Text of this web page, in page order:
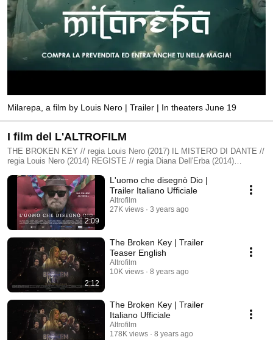
Milarepa, a film by Louis Nero | Trailer | In theaters June 19
I film del L'ALTROFILM
THE BROKEN KEY // regia Louis Nero (2017) IL MISTERO DI DANTE //
regia Louis Nero (2014) REGISTE // regia Diana Dell'Erba (2014)
(2010) MARAMEO // regia R. Colla (2010) PRICIPESSA // regia G.
Arcelli (2009) MARIO IL MAGO // regia A. Tamas (2008) EX DRUMMER
// regia K. Mortier (2008) LA RABBIA // regia Louis Nero (2008) HANS //
regia Louis Nero (2006) FRATELLI DI SANGUE // regia D. Sordella
(2006) PIANOSEQUENZA // regia L. Nero (2005) GOLEM // regia Louis
Nero (1999) www.altrofilm.it
2:09
L'uomo che disegnò Dio |
Trailer Italiano Ufficiale
Altrofilm
27K views
3 years ago
2:12
The Broken Key | Trailer
Teaser English
Altrofilm
10K views
8 years ago
The Broken Key | Trailer
Italiano Ufficiale
Altrofilm
178K views
8 years ago